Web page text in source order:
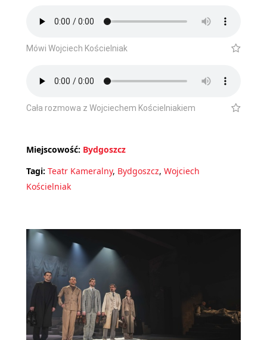
Mówi Wojciech Kościelniak
Cała rozmowa z Wojciechem Kościelniakiem
Miejscowość: Bydgoszcz
Tagi: Teatr Kameralny, Bydgoszcz, Wojciech
Kościelniak